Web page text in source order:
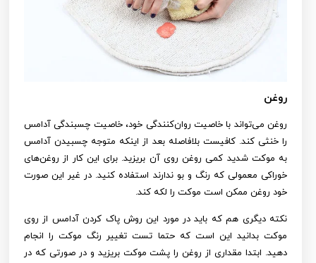
روغن
روغن می‌تواند با خاصیت روان‌کنندگی خود، خاصیت چسبندگی آدامس
را خنثی کند. کافیست بلافاصله بعد از اینکه متوجه چسبیدن آدامس
به موکت شدید کمی روغن روی آن بریزید. برای این کار از روغن‌های
خوراکی معمولی که رنگ و بو ندارند استفاده کنید. در غیر این صورت
خود روغن ممکن است موکت را لکه کند.
نکته دیگری هم که باید در مورد این روش پاک کردن آدامس از روی
موکت بدانید این است که حتما تست تغییر رنگ موکت را انجام
دهید. ابتدا مقداری از روغن را پشت موکت بریزید و در صورتی که در